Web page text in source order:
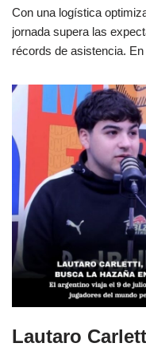
Con una logística
jornada supera las
récords de asistencia.
Lautaro